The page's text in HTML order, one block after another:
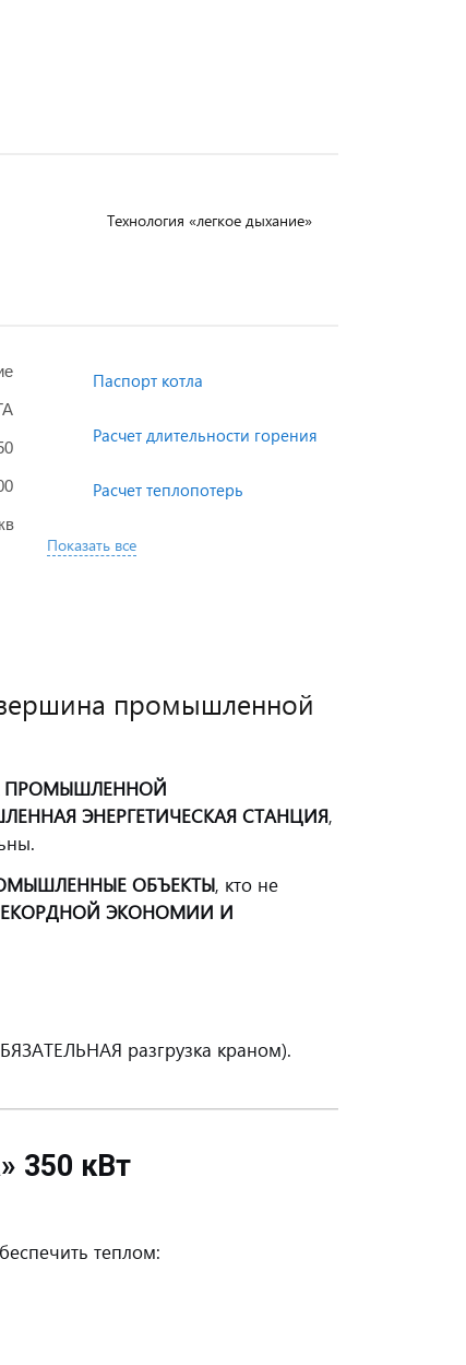
Технология «легкое дыхание»
= 2-3 суток, 2000 кв.м = 1,5 суток
Паспорт котла
Расчет длительности горения
Расчет теплопотерь
Показать все
промышленной
ПРОМЫШЛЕННОЙ
ЭНЕРГЕТИЧЕСКАЯ СТАНЦИЯ,
ОБЪЕКТЫ, кто не
ЭКОНОМИИ И
разгрузка краном).
350 кВт
теплом: